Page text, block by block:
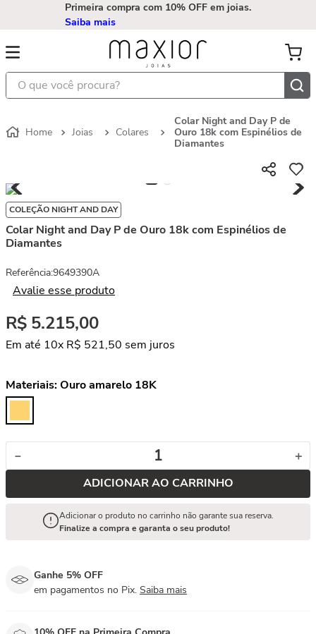
Primeira compra com 10% OFF em joias.
Saiba mais
O que você procura?
Joias Colares
Colar Night and Day P de
Ouro 18k com Espinélios de
Diamantes
COLEÇÃO NIGHT AND DAY
Colar Night and Day P de Ouro 18k com Espinélios de
Diamantes
Referência:9649390A
Avalie esse produto
R$ 5.215,00
Em até 10x R$ 521,50 sem juros
Materiais:Ouro amarelo 18K
＋
－
ADICIONAR AO CARRINHO
Adicionar o produto no carrinho não garante sua reserva.
Finalize a compra e garanta o seu produto!
Ganhe 5% OFF
em pagamentos no Pix. Saiba mais